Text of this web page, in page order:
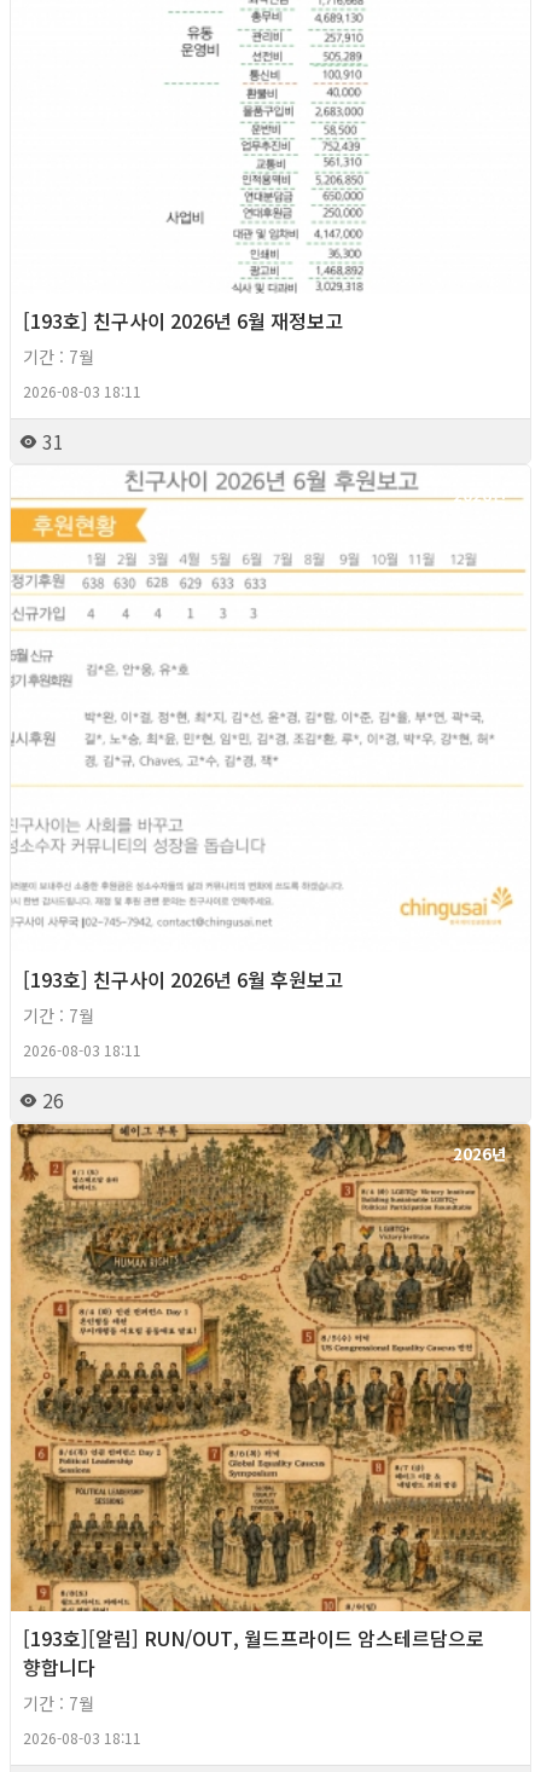
[193호] 친구사이 2026년 6월 재정보고
기간 : 7월
2026-08-03 18:11
31
2026년
[193호] 친구사이 2026년 6월 후원보고
기간 : 7월
2026-08-03 18:11
26
2026년
[193호][알림] RUN/OUT, 월드프라이드 암스테르담으로
향합니다
기간 : 7월
2026-08-03 18:11